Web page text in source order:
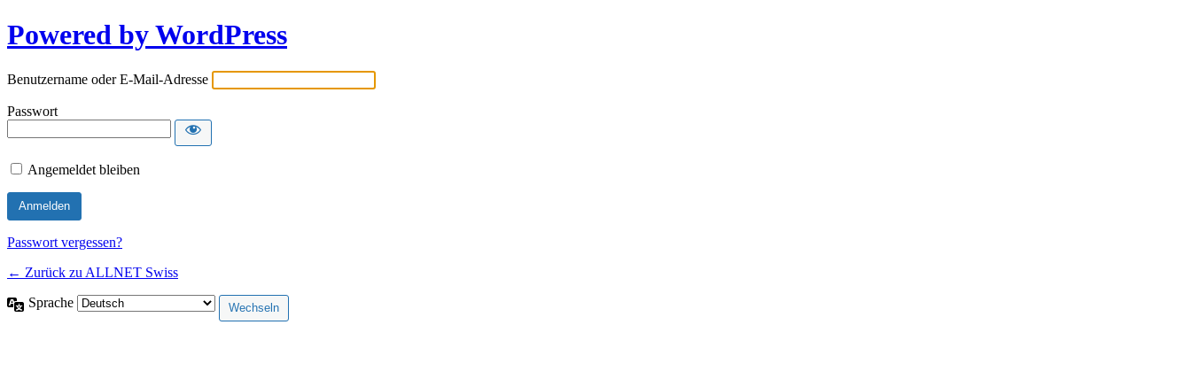
Powered by WordPress
Benutzername oder E-Mail-Adresse
Passwort
Angemeldet bleiben
Passwort vergessen?
← Zurück zu ALLNET Swiss
Sprache